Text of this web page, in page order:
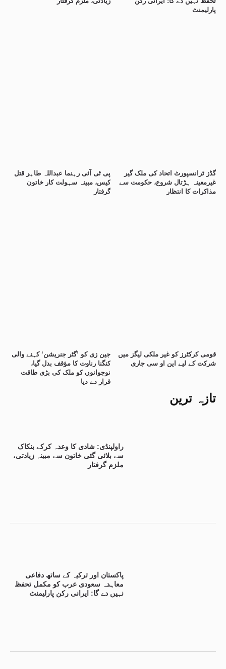
تازہ ترین
راولپنڈی: شادی کا وعدہ کرکے بنکاک
سے بلائی گئی خاتون سے مبینہ زیادتی،
ملزم گرفتار
پاکستان اور ترکیہ کے ساتھ دفاعی
معاہدہ سعودی عرب کو مکمل تحفظ
نہیں دے گا: ایرانی رکن پارلیمنٹ
پارلیمنٹ
پی ٹی آئی رہنما عبداللہ طاہر قتل
کیس، مبینہ سہولت کار خاتون
گرفتار
گڈز ٹرانسپورٹ اتحاد کی ملک گیر
غیرمعینہ ہڑتال شروع، حکومت سے
مذاکرات کا انتظار
جین زی کو ’گٹر جنریشن‘ کہنے والی
کنگنا رناوت کا مؤقف بدل گیا،
نوجوانوں کو ملک کی بڑی طاقت
قرار دے دیا
قومی کرکٹرز کو غیر ملکی لیگز میں
شرکت کے لیے این او سی جاری